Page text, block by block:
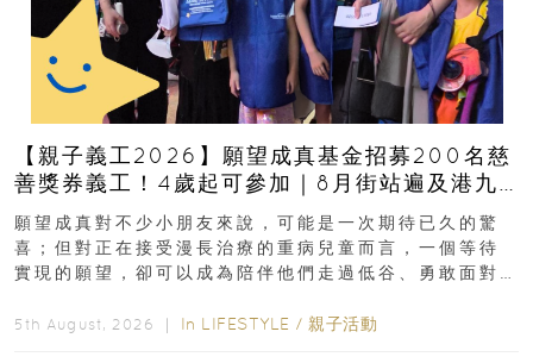
【親子義工2026】願望成真基金招募200名慈
善獎券義工！4歲起可參加｜8月街站遍及港九
新界
願望成真對不少小朋友來說，可能是一次期待已久的驚
喜；但對正在接受漫長治療的重病兒童而言，一個等待
實現的願望，卻可以成為陪伴他們走過低谷、勇敢面對
5th August, 2026 ｜ In LIFESTYLE / 親子活動